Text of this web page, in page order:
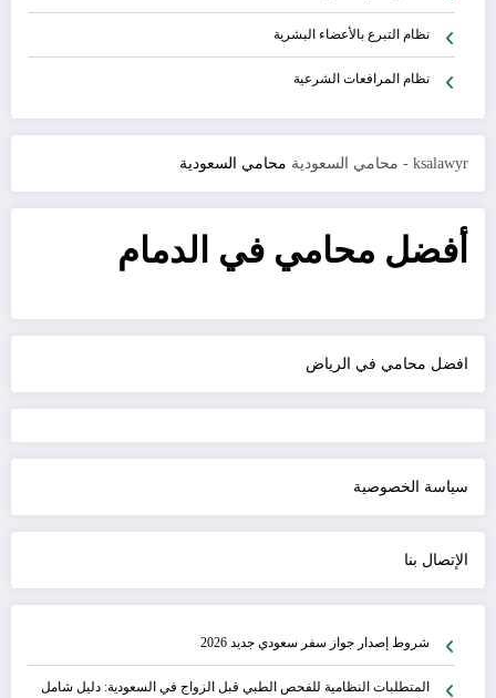
نظام التبرع بالأعضاء البشرية
نظام المرافعات الشرعية
ksalawyr - محامي السعودية محامي السعودية
أفضل محامي في الدمام
افضل محامي في الرياض
سياسة الخصوصية
الإتصال بنا
شروط إصدار جواز سفر سعودي جديد 2026
المتطلبات النظامية للفحص الطبي قبل الزواج في السعودية: دليل شامل